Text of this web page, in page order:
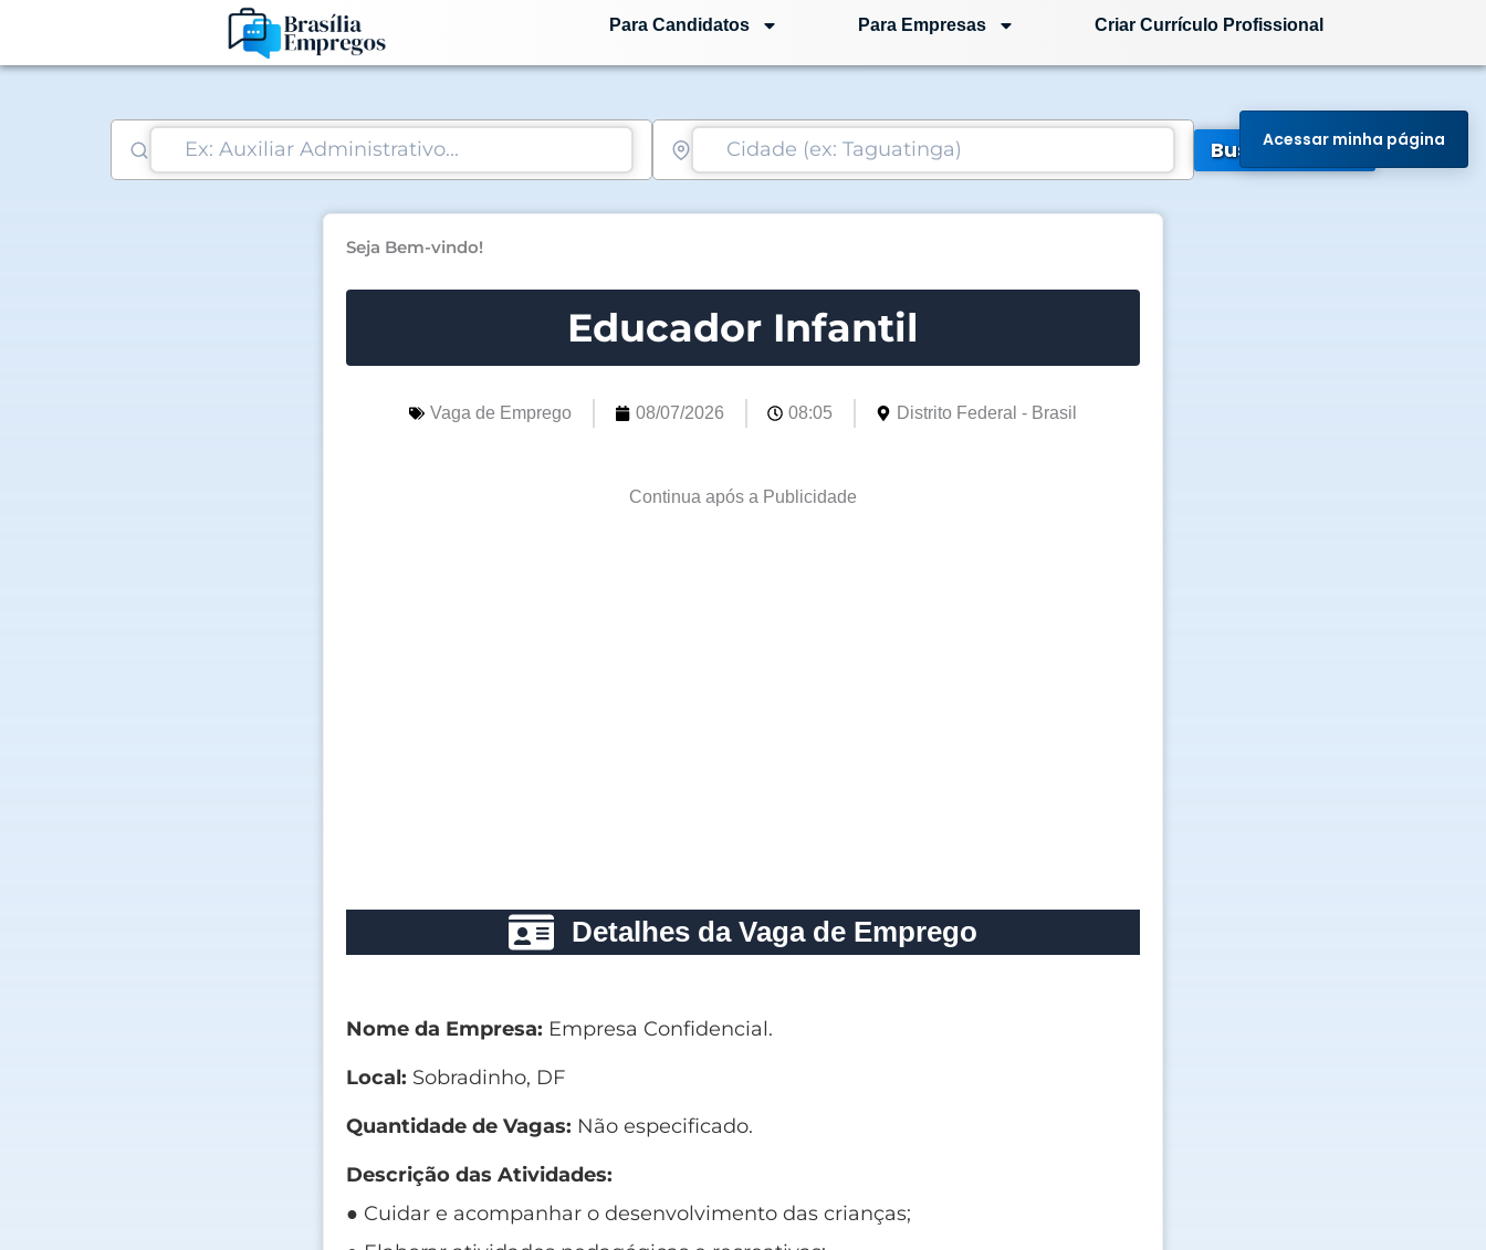
o
Para Candidatos Para Empresas Criar Currículo Profissional
Buscar Vagas
Seja Bem-vindo!
Educador Infantil
Vaga de Emprego 08/07/2026 08:05 Distrito Federal - Brasil
Continua após a Publicidade
Detalhes da Vaga de Emprego
Nome da Empresa: Empresa Confidencial.
Local: Sobradinho, DF
Quantidade de Vagas: Não especificado.
Descrição das Atividades:
● Cuidar e acompanhar o desenvolvimento das crianças;
Acessar minha página